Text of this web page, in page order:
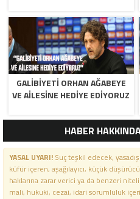
GALIBIYETI ORHAN AĞABEYE
VE AILESINE HEDIYE EDIYORUZ
HABER
YASAL UYARI!Suç teşkil edecek,
küfür içeren, aşağılayıcı, küçük
haklarına zarar verici ya da benzeri
mali, hukuki, cezai, idari sorumluluk